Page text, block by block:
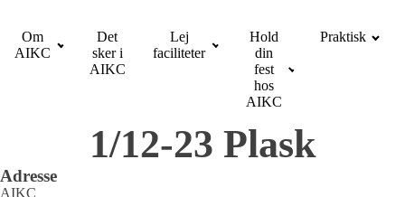
Om
AIKC
Det
sker i
AIKC
Lej
faciliteter
Hold
din
fest
hos
AIKC
Praktisk
1/12-23 Plask
Adresse
AIKC